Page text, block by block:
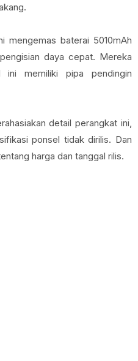
mengemas baterai 5010mAh
daya cepat. Mereka
ini memiliki pipa pendingin
detail perangkat ini,
ponsel tidak dirilis. Dan
harga dan tanggal rilis.